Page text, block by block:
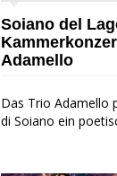
Soiano del
Adamello
Das Trio Adamello
di Soiano ein